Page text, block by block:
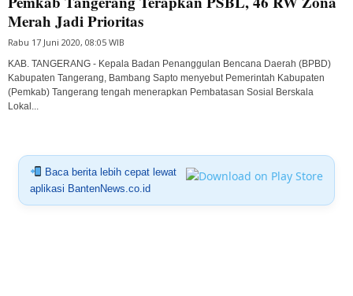
Merah Jadi Prioritas
Rabu 17 Juni 2020, 08:05 WIB
KAB. TANGERANG - Kepala Badan Penanggulan Bencana Daerah (BPBD)
Kabupaten Tangerang, Bambang Sapto menyebut Pemerintah Kabupaten
(Pemkab) Tangerang tengah menerapkan Pembatasan Sosial Berskala
Lokal...
Baca berita lebih cepat lewat
aplikasi BantenNews.co.id